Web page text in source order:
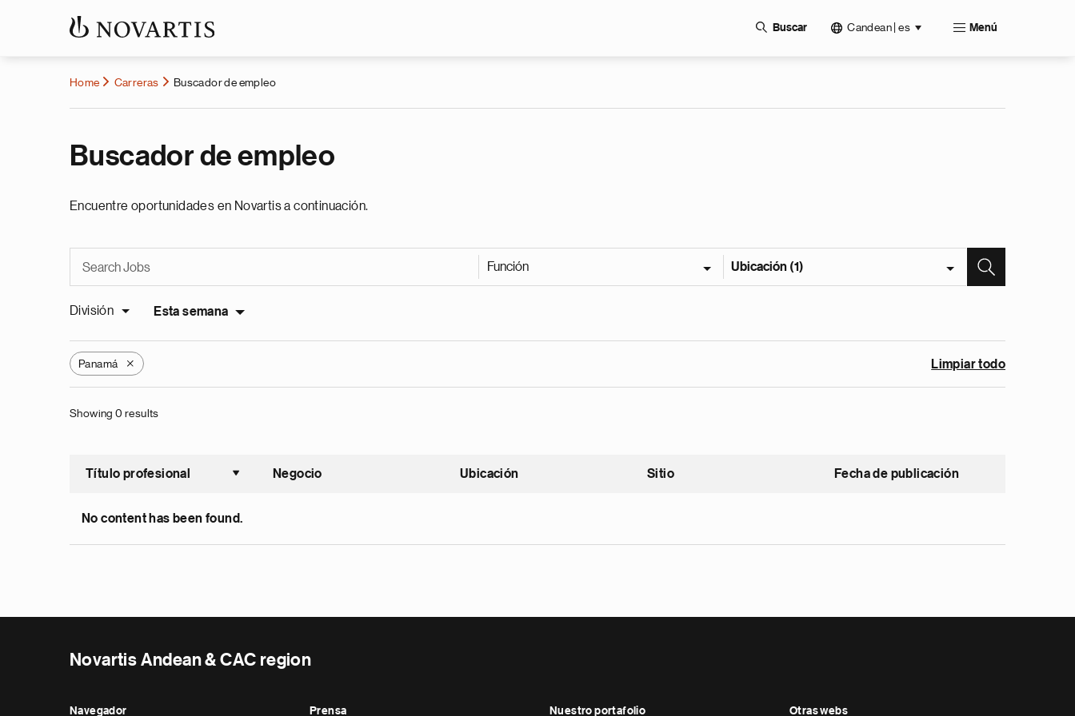
Buscar Candean | es Menú
Home Carreras Buscador de empleo
Buscador de empleo
Encuentre oportunidades en Novartis a continuación.
Función Ubicación (1)
División Esta semana
Panamá X Limpiar todo
Showing 0 results
Título profesional
Ordenar ascendente
Negocio Ubicación Sitio Fecha de publicación
No content has been found.
Novartis Andean & CAC region
Navegador Prensa Nuestro portafolio Otras webs